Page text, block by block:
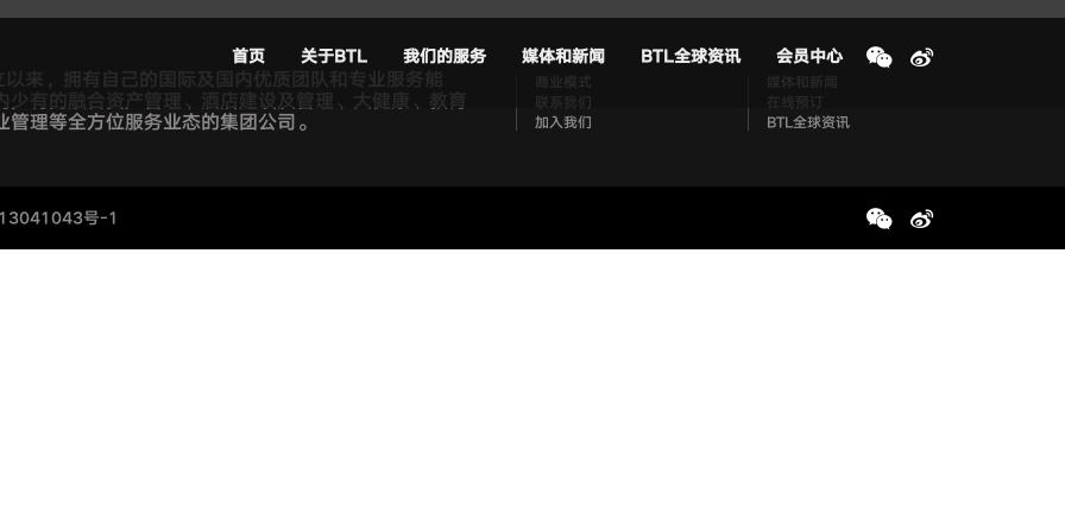
首页 关于BTL 我们的服务 媒体和新闻 BTL全球资讯 会员中心
来，拥有自己的国际及国内优质团队和专业服务能
少有的融合资产管理、酒店建设及管理、大健康、教育
理等全方位服务业态的集团公司。
商业模式
联系我们
加入我们
媒体和新闻
在线预订
BTL全球资讯
号-1